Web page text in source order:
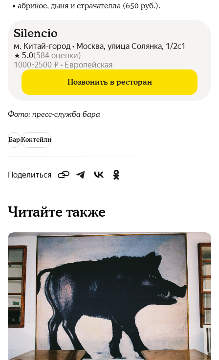
абрикос, дыня и страчателла (650 руб.).
Silencio
м. Китай-город • Москва, улица Солянка, 1/2с1
5.0(584 оценки)
1000-2500 ₽ • Европейская
Позвонить в ресторан
Фото: пресс-служба бара
БарКоктейли
Поделиться
Читайте также